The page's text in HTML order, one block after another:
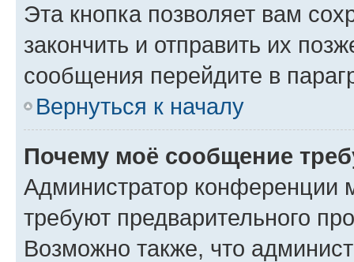
Эта кнопка позволяет вам
закончить и отправить их
сообщения перейдите в
Вернуться к началу
Почему моё сообщение
Администратор конференции
требуют предварительного
Возможно также, что